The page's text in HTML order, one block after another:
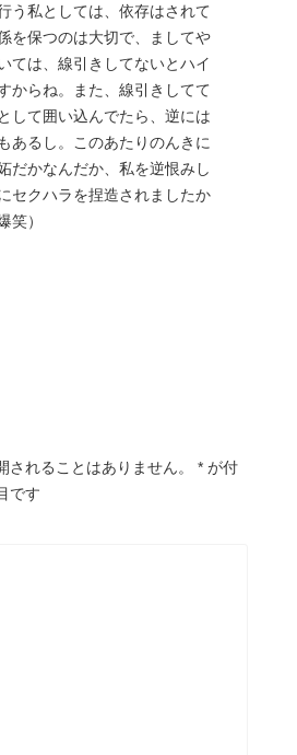
う私としては、依存はされて
を保つのは大切で、ましてや
ては、線引きしてないとハイ
からね。また、線引きしてて
して囲い込んでたら、逆には
あるし。このあたりのんきに
だかなんだか、私を逆恨みし
セクハラを捏造されましたか
笑）
されることはありません。 * が付
です